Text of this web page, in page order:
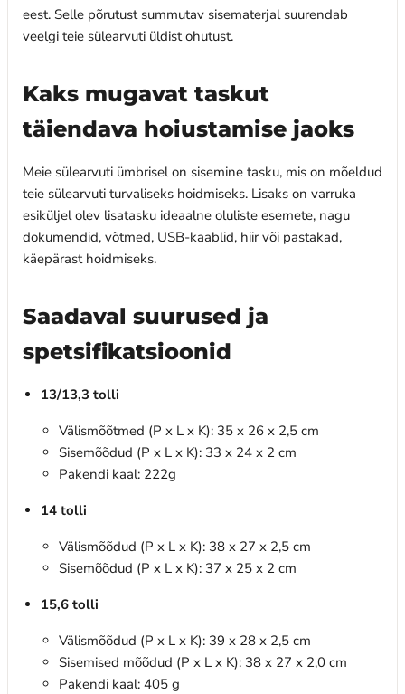
eest. Selle põrutust summutav sisematerjal suurendab
veelgi teie sülearvuti üldist ohutust.
Kaks mugavat taskut
täiendava hoiustamise jaoks
Meie sülearvuti ümbrisel on sisemine tasku, mis on mõeldud
teie sülearvuti turvaliseks hoidmiseks. Lisaks on varruka
esiküljel olev lisatasku ideaalne oluliste esemete, nagu
dokumendid, võtmed, USB-kaablid, hiir või pastakad,
käepärast hoidmiseks.
Saadaval suurused ja
spetsifikatsioonid
13/13,3 tolli
Välismõõtmed (P x L x K): 35 x 26 x 2,5 cm
Sisemõõdud (P x L x K): 33 x 24 x 2 cm
Pakendi kaal: 222g
14 tolli
Välismõõdud (P x L x K): 38 x 27 x 2,5 cm
Sisemõõdud (P x L x K): 37 x 25 x 2 cm
15,6 tolli
Välismõõdud (P x L x K): 39 x 28 x 2,5 cm
Sisemised mõõdud (P x L x K): 38 x 27 x 2,0 cm
Pakendi kaal: 405 g